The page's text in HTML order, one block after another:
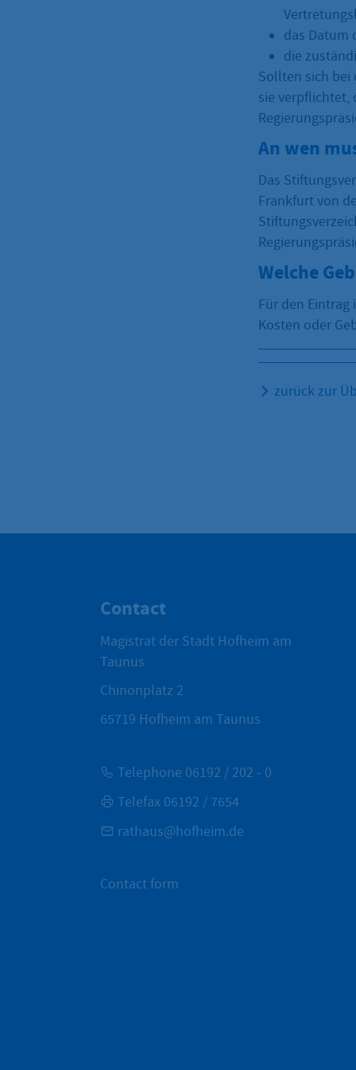
das Datum
die
Sollten sich bei
sie verpflichtet,
An wen
Das
Frankfurt von
Welche
Für den
Kosten oder
zurück zur
Contact
Magistrat der Stadt Hofheim am
Taunus
Chinonplatz 2
65719 Hofheim am Taunus
Telephone 06192 / 202 - 0
Telefax 06192 / 7654
rathaus@hofheim.de
Contact form